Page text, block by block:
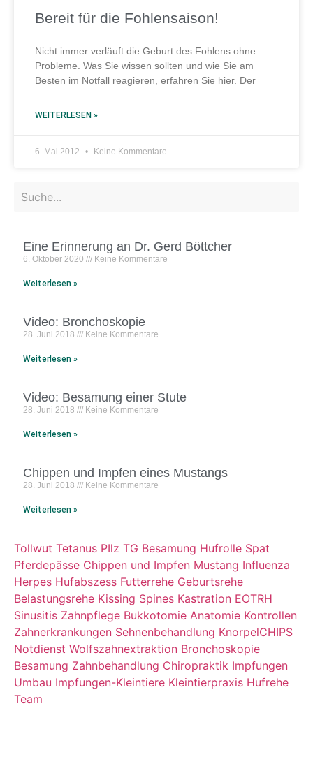
Bereit für die Fohlensaison!
Nicht immer verläuft die Geburt des Fohlens ohne
Probleme. Was Sie wissen sollten und wie Sie am
Besten im Notfall reagieren, erfahren Sie hier. Der
WEITERLESEN »
6. Mai 2012 Keine Kommentare
Eine Erinnerung an Dr. Gerd Böttcher
6. Oktober 2020 Keine Kommentare
Weiterlesen »
Video: Bronchoskopie
28. Juni 2018 Keine Kommentare
Weiterlesen »
Video: Besamung einer Stute
28. Juni 2018 Keine Kommentare
Weiterlesen »
Chippen und Impfen eines Mustangs
28. Juni 2018 Keine Kommentare
Weiterlesen »
Tollwut Tetanus PIlz TG Besamung Hufrolle Spat
Pferdepässe Chippen und Impfen Mustang Influenza
Herpes Hufabszess Futterrehe Geburtsrehe
Belastungsrehe Kissing Spines Kastration EOTRH
Sinusitis Zahnpflege Bukkotomie Anatomie Kontrollen
Zahnerkrankungen Sehnenbehandlung KnorpelCHIPS
Notdienst Wolfszahnextraktion Bronchoskopie
Besamung Zahnbehandlung Chiropraktik Impfungen
Umbau Impfungen-Kleintiere Kleintierpraxis Hufrehe
Team